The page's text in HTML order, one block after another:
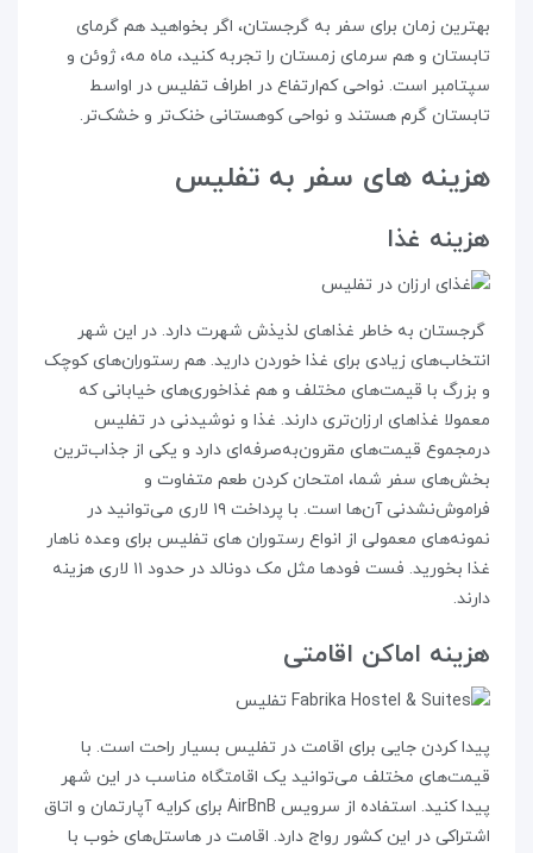
بهترین زمان برای سفر به گرجستان، اگر بخواهید هم گرمای
تابستان و هم سرمای زمستان را تجربه کنید، ماه مه، ژوئن و
سپتامبر است. نواحی کم‌ارتفاع در اطراف تفلیس در اواسط
تابستان گرم هستند و نواحی کوهستانی خنک‌تر و خشک‌تر.
هزینه‌ های سفر به تفلیس
هزینه‌ غذا
گرجستان به خاطر غذاهای لذیذش شهرت دارد. در این شهر
انتخاب‌های زیادی برای غذا خوردن دارید. هم رستوران‌های کوچک
و بزرگ با قیمت‌های مختلف و هم غذاخوری‌های خیابانی که
معمولا غذاهای ارزان‌تری دارند. غذا و نوشیدنی در تفلیس
درمجموع قیمت‌های مقرون‌به‌صرفه‌ای دارد و یکی از جذاب‌ترین
بخش‌های سفر شما، امتحان کردن طعم متفاوت و
فراموش‌نشدنی آن‌ها است. با پرداخت ۱۹ لاری می‌توانید در
نمونه‌های معمولی از انواع رستوران‌ های تفلیس برای وعده‌ ناهار
غذا بخورید. فست فودها مثل مک دونالد در حدود ۱۱ لاری هزینه
دارند.
هزینه‌ اماکن اقامتی
پیدا کردن جایی برای اقامت در تفلیس بسیار راحت است. با
قیمت‌های مختلف می‌توانید یک اقامتگاه مناسب در این شهر
پیدا کنید. استفاده از سرویس AirBnB برای کرایه‌ آپارتمان و اتاق
اشتراکی در این کشور رواج دارد. اقامت در هاستل‌های خوب با